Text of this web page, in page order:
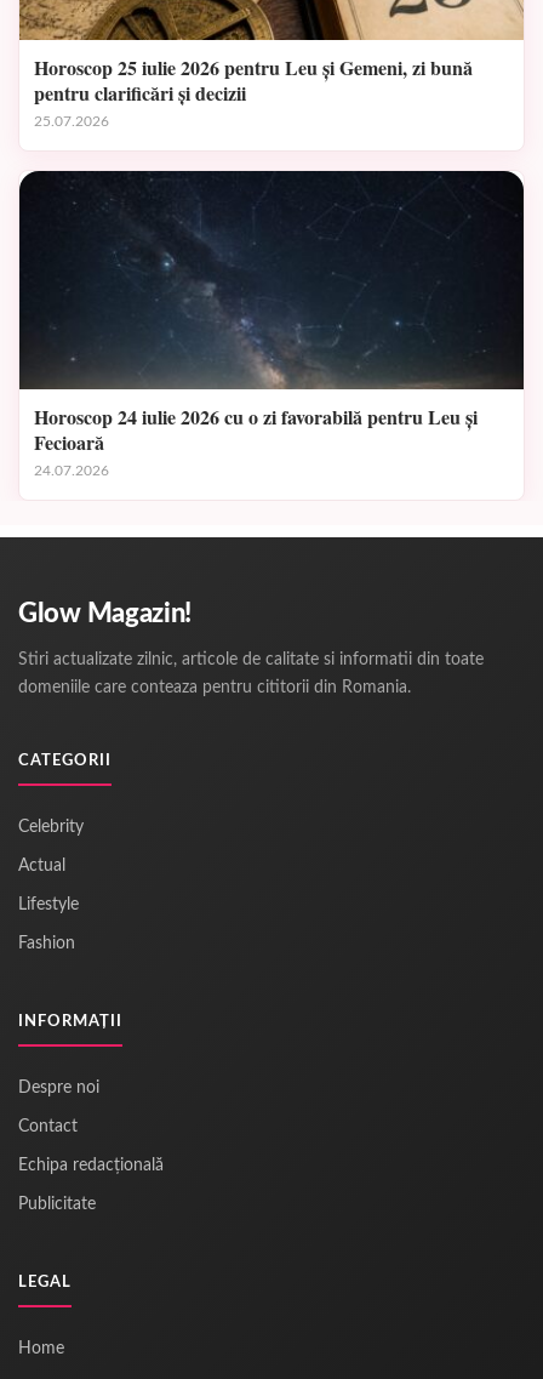
Horoscop 25 iulie 2026 pentru Leu și Gemeni, zi bună
pentru clarificări și decizii
25.07.2026
Horoscop 24 iulie 2026 cu o zi favorabilă pentru Leu și
Fecioară
24.07.2026
Glow Magazin!
Stiri actualizate zilnic, articole de calitate si informatii din toate
domeniile care conteaza pentru cititorii din Romania.
CATEGORII
Celebrity
Actual
Lifestyle
Fashion
INFORMAȚII
Despre noi
Contact
Echipa redacțională
Publicitate
LEGAL
Home